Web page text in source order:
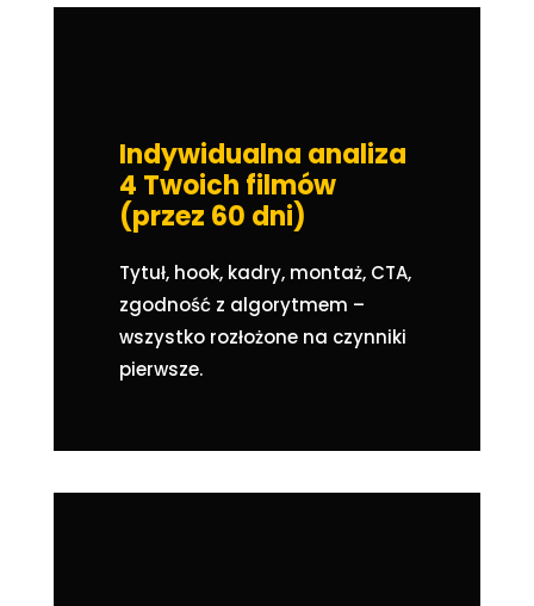
Indywidualna analiza
4 Twoich filmów
(przez 60 dni)
Tytuł, hook, kadry, montaż, CTA,
zgodność z algorytmem –
wszystko rozłożone na czynniki
pierwsze.